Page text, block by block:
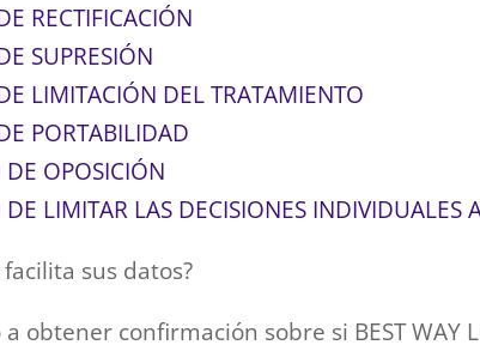
RECTIFICACIÓN
SUPRESIÓN
LIMITACIÓN DEL TRATAMIENTO
PORTABILIDAD
OPOSICIÓN
LIMITAR LAS DECISIONES INDIVIDUALES
sus datos?
confirmación sobre si BEST WAY